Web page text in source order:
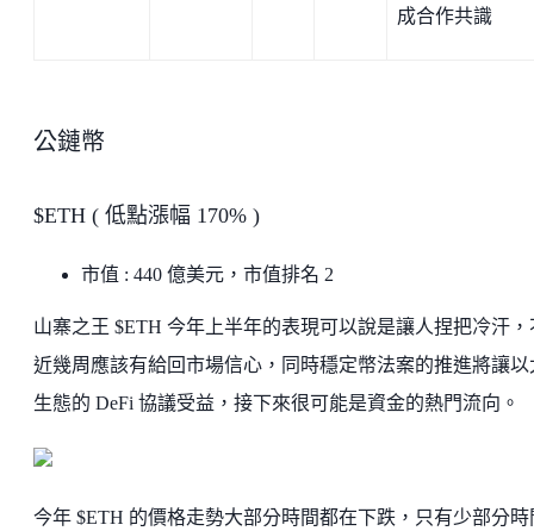
成合作共識
公鏈幣
$ETH ( 低點漲幅 170% )
市值 : 440 億美元，市值排名 2
山寨之王 $ETH 今年上半年的表現可以說是讓人捏把冷汗，
近幾周應該有給回市場信心，同時穩定幣法案的推進將讓以
生態的 DeFi 協議受益，接下來很可能是資金的熱門流向。
今年 $ETH 的價格走勢大部分時間都在下跌，只有少部分時